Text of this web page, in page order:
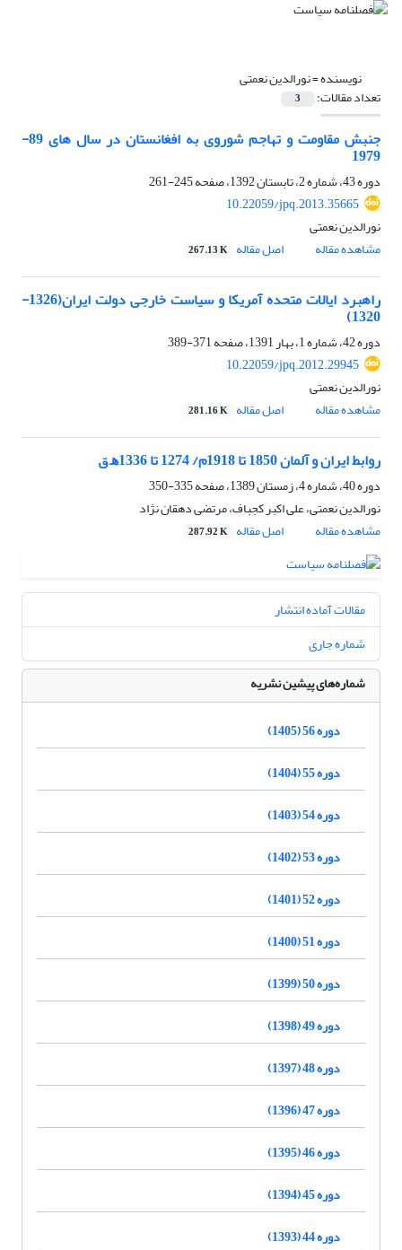
نویسنده =نورالدین نعمتی
تعداد مقالات: 3
جنبش مقاومت و تهاجم شوروی به افغانستان در سال های 89-
1979
دوره 43، شماره 2، تابستان 1392، صفحه
245-261
10.22059/jpq.2013.35665
نورالدین نعمتی
مشاهده مقاله
اصل مقاله 267.13 K
راهبرد ایالات متحده آمریکا و سیاست خارجی دولت ایران(1326-
1320)
دوره 42، شماره 1، بهار 1391، صفحه
371-389
10.22059/jpq.2012.29945
نورالدین نعمتی
مشاهده مقاله
اصل مقاله 281.16 K
روابط ایران و آلمان 1850 تا 1918م/ 1274 تا 1336ﻫ.ق
دوره 40، شماره 4، زمستان 1389، صفحه
335-350
نورالدین نعمتی، علی اکبر کجباف، مرتضی دهقان نژاد
مشاهده مقاله
اصل مقاله 287.92 K
مقالات آماده انتشار
شماره جاری
شماره‌های پیشین نشریه
دوره 56 (1405)
دوره 55 (1404)
دوره 54 (1403)
دوره 53 (1402)
دوره 52 (1401)
دوره 51 (1400)
دوره 50 (1399)
دوره 49 (1398)
دوره 48 (1397)
دوره 47 (1396)
دوره 46 (1395)
دوره 45 (1394)
دوره 44 (1393)